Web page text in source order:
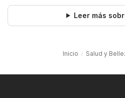
Leer más
Inicio Salud y